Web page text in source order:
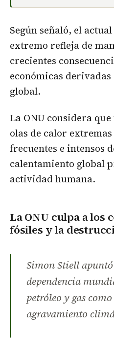
Según señaló, el
extremo refleja de
crecientes
económicas
global.
La ONU considera
olas de calor
frecuentes e intensos
calentamiento global
actividad humana.
La ONU culpa a los
fósiles y la
Simon Stiell
dependencia
petróleo y gas
agravamiento